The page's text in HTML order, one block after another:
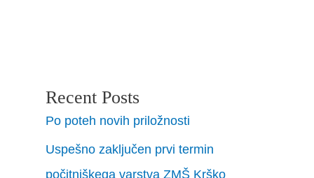
Recent Posts
Po poteh novih priložnosti
Uspešno zaključen prvi termin
počitniškega varstva ZMŠ Krško